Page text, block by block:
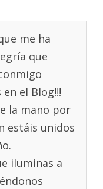
me ha
que
el Blog!!!
la mano por
estáis unidos
iluminas a